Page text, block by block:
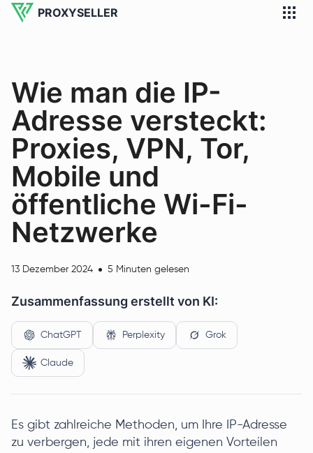
PROXYSELLER
Wie man die IP-
Adresse versteckt:
Proxies, VPN, Tor,
Mobile und
öffentliche Wi-Fi-
Netzwerke
13 Dezember 2024 5 Minuten gelesen
Zusammenfassung erstellt von KI:
ChatGPT Perplexity Grok
Claude
Es gibt zahlreiche Methoden, um Ihre IP-Adresse
zu verbergen, jede mit ihren eigenen Vorteilen